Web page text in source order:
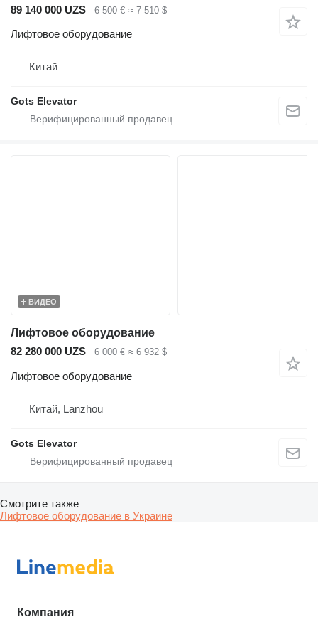
89 140 000 UZS 6 500 € ≈ 7 510 $
Лифтовое оборудование
Китай
Gots Elevator
ВИДЕО
Лифтовое оборудование
82 280 000 UZS
6 000 € ≈ 6 932 $
Лифтовое оборудование
Китай, Lanzhou
Gots Elevator
Смотрите также
Лифтовое оборудование в Украине
Компания